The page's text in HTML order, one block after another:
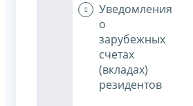
Уведомления
о
зарубежных
счетах
(вкладах)
резидентов